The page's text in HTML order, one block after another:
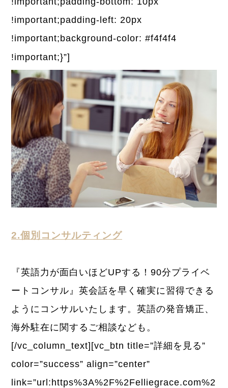
!important;padding-left: 20px
!important;background-color: #f4f4f4
!important;}”]
2.個別コンサルティング
『英語力が面白いほどUPする！90分プライベ
ートコンサル』英会話を早く確実に習得できる
ようにコンサルいたします。英語の発音矯正、
海外駐在に関するご相談なども。
[/vc_column_text][vc_btn title=”詳細を見る”
color=”success” align=”center”
link=”url:https%3A%2F%2Felliegrace.com%2